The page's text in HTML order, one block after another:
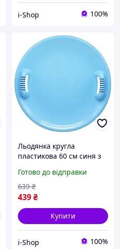
i-Shop 100%
Льодянка кругла
пластикова 60 см синя з
та легка для катання
Готово до відправки
439₴
639 ₴
Купити
i-Shop 100%